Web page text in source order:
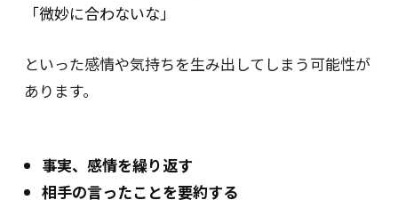
「微妙に合わないな」
といった感情や気持ちを生み出してしまう可能性が
あります。
事実、感情を繰り返す
相手の言ったことを要約する